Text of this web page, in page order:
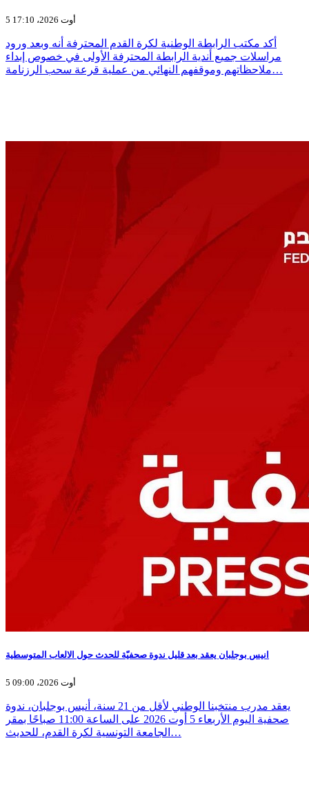
5 أوت 2026، 17:10
أكد مكتب الرابطة الوطنية لكرة القدم المحترفة أنه وبعد ورود
مراسلات جميع أندية الرابطة المحترفة الأولى في خصوص إبداء
ملاحظاتهم وموقفهم النهائي من عملية قرعة سحب الرزنامة…
انيس بوجلبان يعقد بعد قليل ندوة صحفيّة للحدث حول الالعاب المتوسطية
5 أوت 2026، 09:00
يعقد مدرب منتخبنا الوطني لأقل من 21 سنة، أنيس بوجلبان، ندوة
صحفية اليوم الأربعاء 5 أوت 2026 على الساعة 11:00 صباحًا بمقر
الجامعة التونسية لكرة القدم، للحديث…